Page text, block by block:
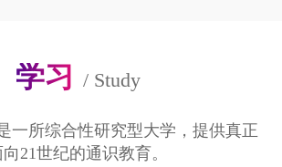
学习 / Study
一所综合性研究型大学，提供真正
向21世纪的通识教育。